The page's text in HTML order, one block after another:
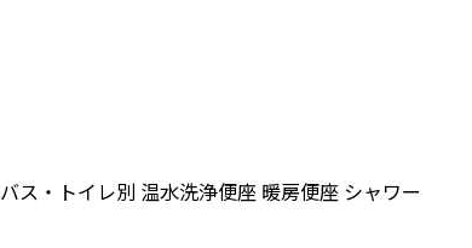
バス・トイレ別 温水洗浄便座 暖房便座 シャワー